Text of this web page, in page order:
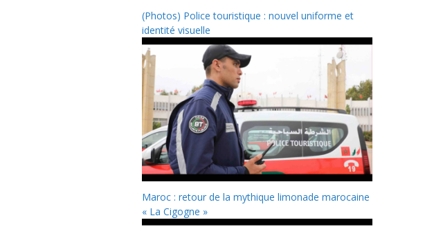
(Photos) Police touristique : nouvel uniforme et
identité visuelle
Maroc : retour de la mythique limonade marocaine
« La Cigogne »